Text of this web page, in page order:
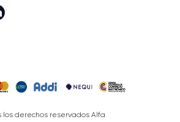
los derechos reservados Alfa